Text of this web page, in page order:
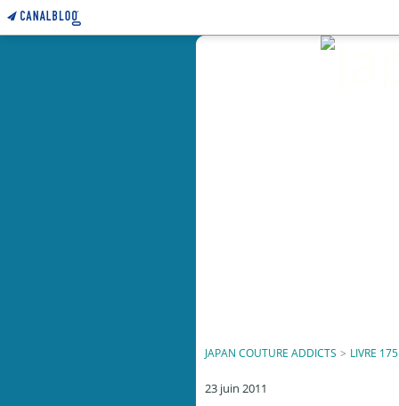
JAPAN COUTURE ADDICTS > LIVRE 175
23 juin 2011